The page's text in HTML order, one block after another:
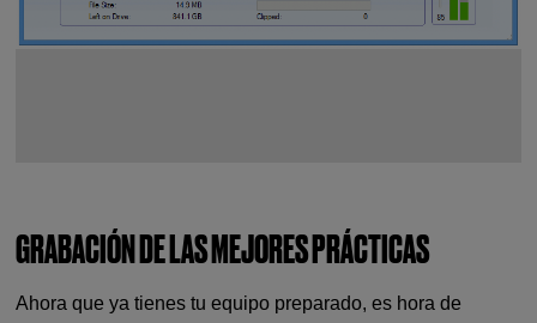
GRABACIÓN DE LAS MEJORES PRÁCTICAS
Ahora que ya tienes tu equipo preparado, es hora de